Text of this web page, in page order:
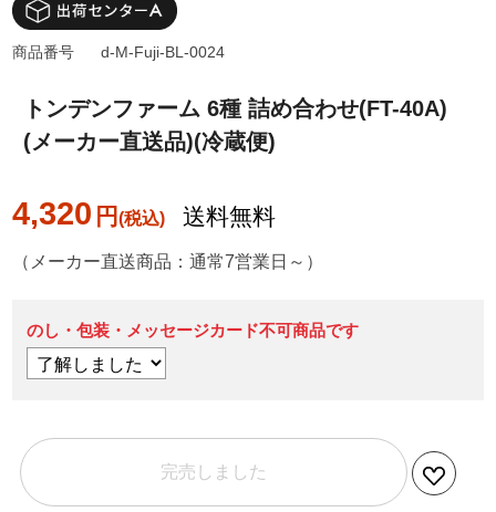
トンデンファーム 6種 詰め合わせ(FT-40A)
(メーカー直送品)(冷蔵便)
4,320 円 送料無料
商品番号 d-M-Fuji-BL-0024
（メーカー直送商品：通常7営業日～）
のし・包装・メッセージカード不可商品です
完売しました